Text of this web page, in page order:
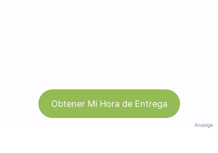
Obtener Mi Hora de Entrega
Anzeige